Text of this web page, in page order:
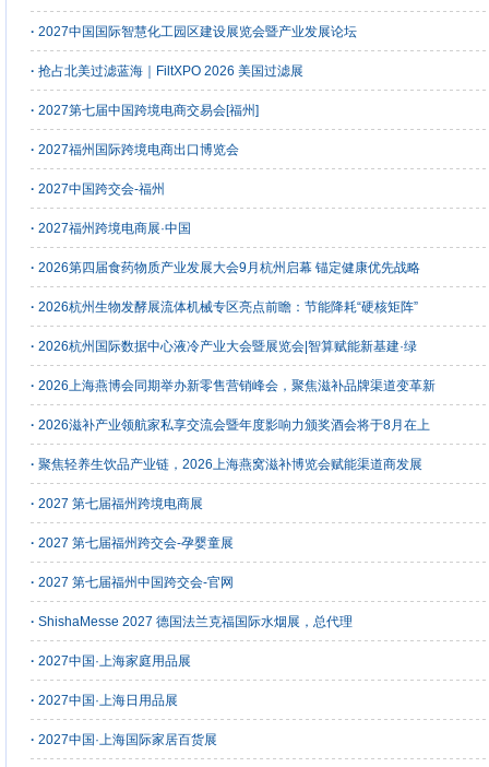
· 2027中国国际智慧化工园区建设展览会暨产业发展论坛
· 抢占北美过滤蓝海｜FiltXPO 2026 美国过滤展
· 2027第七届中国跨境电商交易会[福州]
· 2027福州国际跨境电商出口博览会
· 2027中国跨交会-福州
· 2027福州跨境电商展·中国
· 2026第四届食药物质产业发展大会9月杭州启幕 锚定健康优先战略
· 2026杭州生物发酵展流体机械专区亮点前瞻：节能降耗“硬核矩阵”
· 2026杭州国际数据中心液冷产业大会暨展览会|智算赋能新基建·绿
· 2026上海燕博会同期举办新零售营销峰会，聚焦滋补品牌渠道变革新
· 2026滋补产业领航家私享交流会暨年度影响力颁奖酒会将于8月在上
· 聚焦轻养生饮品产业链，2026上海燕窝滋补博览会赋能渠道商发展
· 2027 第七届福州跨境电商展
· 2027 第七届福州跨交会-孕婴童展
· 2027 第七届福州中国跨交会-官网
· ShishaMesse 2027 德国法兰克福国际水烟展，总代理
· 2027中国·上海家庭用品展
· 2027中国·上海日用品展
· 2027中国·上海国际家居百货展